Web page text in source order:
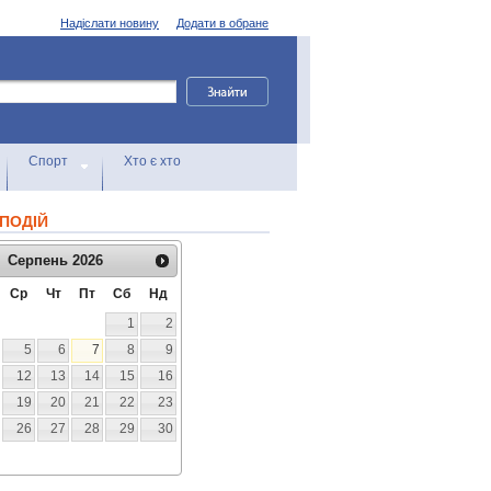
Додати в обране
Надіслати новину
Спорт Хто є хто
Серпень 2026
Ср Чт Пт Сб
Нд
1
2
5 6 7 8
9
12 13 14 15
16
19 20 21 22
23
26 27 28 29
30